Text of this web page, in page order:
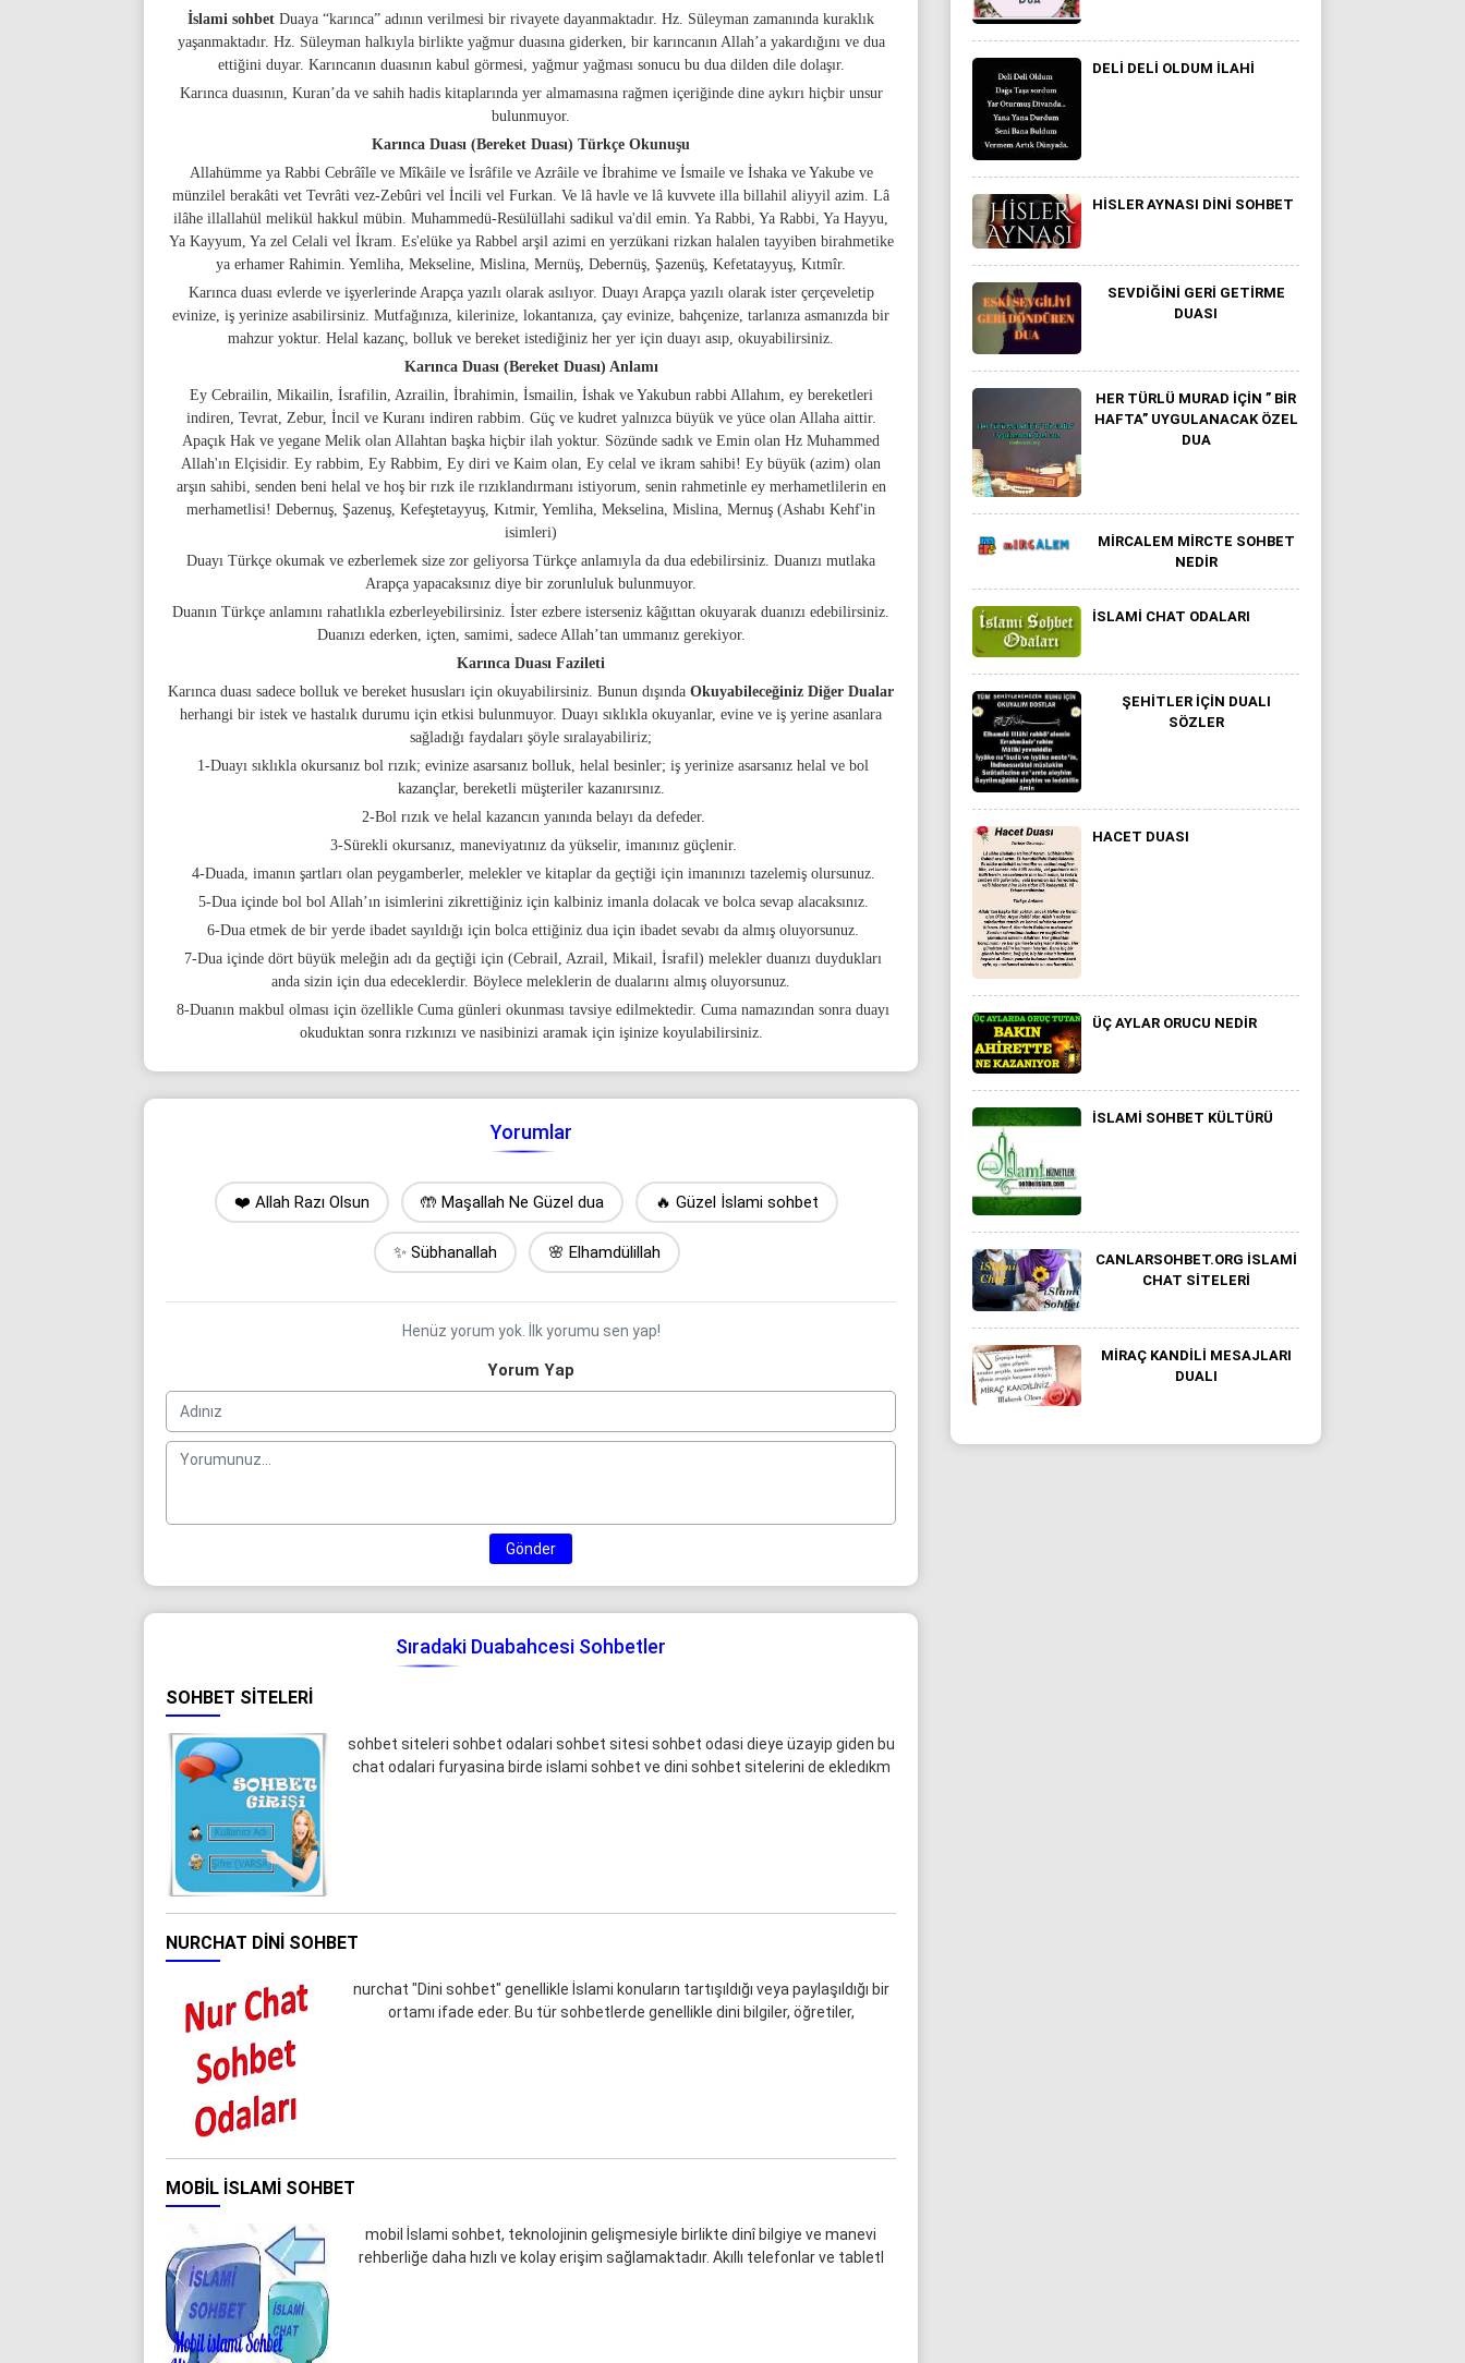
İslami sohbet Duaya “karınca” adının verilmesi bir rivayete dayanmaktadır. Hz. Süleyman zamanında kuraklık
yaşanmaktadır. Hz. Süleyman halkıyla birlikte yağmur duasına giderken, bir karıncanın Allah’a yakardığını ve dua
ettiğini duyar. Karıncanın duasının kabul görmesi, yağmur yağması sonucu bu dua dilden dile dolaşır.
Karınca duasının, Kuran’da ve sahih hadis kitaplarında yer almamasına rağmen içeriğinde dine aykırı hiçbir unsur
bulunmuyor.
Karınca Duası (Bereket Duası) Türkçe Okunuşu
Allahümme ya Rabbi Cebrâîle ve Mîkâile ve İsrâfile ve Azrâile ve İbrahime ve İsmaile ve İshaka ve Yakube ve
münzilel berakâti vet Tevrâti vez-Zebûri vel İncili vel Furkan. Ve lâ havle ve lâ kuvvete illa billahil aliyyil azim. Lâ
ilâhe illallahül melikül hakkul mübin. Muhammedü-Resülüllahi sadikul va'dil emin. Ya Rabbi, Ya Rabbi, Ya Hayyu,
Ya Kayyum, Ya zel Celali vel İkram. Es'elüke ya Rabbel arşil azimi en yerzükani rizkan halalen tayyiben birahmetike
ya erhamer Rahimin. Yemliha, Mekseline, Mislina, Mernüş, Debernüş, Şazenüş, Kefetatayyuş, Kıtmîr.
Karınca duası evlerde ve işyerlerinde Arapça yazılı olarak asılıyor. Duayı Arapça yazılı olarak ister çerçeveletip
evinize, iş yerinize asabilirsiniz. Mutfağınıza, kilerinize, lokantanıza, çay evinize, bahçenize, tarlanıza asmanızda bir
mahzur yoktur. Helal kazanç, bolluk ve bereket istediğiniz her yer için duayı asıp, okuyabilirsiniz.
Karınca Duası (Bereket Duası) Anlamı
Ey Cebrailin, Mikailin, İsrafilin, Azrailin, İbrahimin, İsmailin, İshak ve Yakubun rabbi Allahım, ey bereketleri
indiren, Tevrat, Zebur, İncil ve Kuranı indiren rabbim. Güç ve kudret yalnızca büyük ve yüce olan Allaha aittir.
Apaçık Hak ve yegane Melik olan Allahtan başka hiçbir ilah yoktur. Sözünde sadık ve Emin olan Hz Muhammed
Allah'ın Elçisidir. Ey rabbim, Ey Rabbim, Ey diri ve Kaim olan, Ey celal ve ikram sahibi! Ey büyük (azim) olan
arşın sahibi, senden beni helal ve hoş bir rızk ile rızıklandırmanı istiyorum, senin rahmetinle ey merhametlilerin en
merhametlisi! Debernuş, Şazenuş, Kefeştetayyuş, Kıtmir, Yemliha, Mekselina, Mislina, Mernuş (Ashabı Kehf'in
isimleri)
Duayı Türkçe okumak ve ezberlemek size zor geliyorsa Türkçe anlamıyla da dua edebilirsiniz. Duanızı mutlaka
Arapça yapacaksınız diye bir zorunluluk bulunmuyor.
Duanın Türkçe anlamını rahatlıkla ezberleyebilirsiniz. İster ezbere isterseniz kâğıttan okuyarak duanızı edebilirsiniz.
Duanızı ederken, içten, samimi, sadece Allah’tan ummanız gerekiyor.
Karınca Duası Fazileti
Karınca duası sadece bolluk ve bereket hususları için okuyabilirsiniz. Bunun dışında Okuyabileceğiniz Diğer Dualar
herhangi bir istek ve hastalık durumu için etkisi bulunmuyor. Duayı sıklıkla okuyanlar, evine ve iş yerine asanlara
sağladığı faydaları şöyle sıralayabiliriz;
1-Duayı sıklıkla okursanız bol rızık; evinize asarsanız bolluk, helal besinler; iş yerinize asarsanız helal ve bol
kazançlar, bereketli müşteriler kazanırsınız.
2-Bol rızık ve helal kazancın yanında belayı da defeder.
3-Sürekli okursanız, maneviyatınız da yükselir, imanınız güçlenir.
4-Duada, imanın şartları olan peygamberler, melekler ve kitaplar da geçtiği için imanınızı tazelemiş olursunuz.
5-Dua içinde bol bol Allah’ın isimlerini zikrettiğiniz için kalbiniz imanla dolacak ve bolca sevap alacaksınız.
6-Dua etmek de bir yerde ibadet sayıldığı için bolca ettiğiniz dua için ibadet sevabı da almış oluyorsunuz.
7-Dua içinde dört büyük meleğin adı da geçtiği için (Cebrail, Azrail, Mikail, İsrafil) melekler duanızı duydukları
anda sizin için dua edeceklerdir. Böylece meleklerin de dualarını almış oluyorsunuz.
8-Duanın makbul olması için özellikle Cuma günleri okunması tavsiye edilmektedir. Cuma namazından sonra duayı
okuduktan sonra rızkınızı ve nasibinizi aramak için işinize koyulabilirsiniz.
Yorumlar
❤️ Allah Razı Olsun 🤲 Maşallah Ne Güzel dua 🔥 Güzel İslami sohbet
✨ Sübhanallah 🌸 Elhamdülillah
Henüz yorum yok. İlk yorumu sen yap!
Yorum Yap
Gönder
Sıradaki Duabahcesi Sohbetler
SOHBET SITELERI
sohbet siteleri sohbet odalari sohbet sitesi sohbet odasi dieye üzayip giden bu
chat odalari furyasina birde islami sohbet ve dini sohbet sitelerini de ekledıkm
NURCHAT DINI SOHBET
nurchat "Dini sohbet" genellikle İslami konuların tartışıldığı veya paylaşıldığı bir
ortamı ifade eder. Bu tür sohbetlerde genellikle dini bilgiler, öğretiler,
MOBIL İSLAMI SOHBET
mobil İslami sohbet, teknolojinin gelişmesiyle birlikte dinî bilgiye ve manevi
rehberliğe daha hızlı ve kolay erişim sağlamaktadır. Akıllı telefonlar ve tabletl
DELI DELI OLDUM ILAHI
HISLER AYNASI DINI SOHBET
SEVDIĞINI GERI GETIRME
DUASI
HER TÜRLÜ MURAD IÇIN ” BIR
HAFTA” UYGULANACAK ÖZEL
DUA
MIRCALEM MIRCTE SOHBET
NEDIR
ISLAMI CHAT ODALARI
ŞEHITLER İÇIN DUALI
SÖZLER
HACET DUASI
ÜÇ AYLAR ORUCU NEDIR
İSLAMI SOHBET KÜLTÜRÜ
CANLARSOHBET.ORG İSLAMI
CHAT SITELERI
MIRAÇ KANDILI MESAJLARI
DUALI